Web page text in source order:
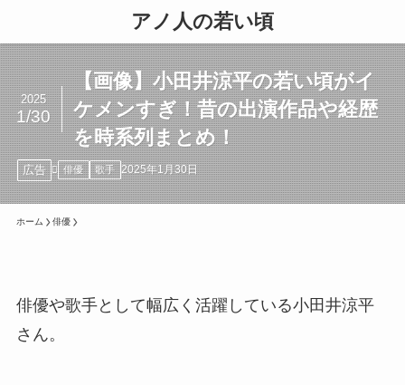
アノ人の若い頃
【画像】小田井涼平の若い頃がイ
ケメンすぎ！昔の出演作品や経歴
を時系列まとめ！
2025
1/30
広告 俳優 歌手 2025年1月30日
ホーム 俳優
俳優や歌手として幅広く活躍している小田井涼平
さん。